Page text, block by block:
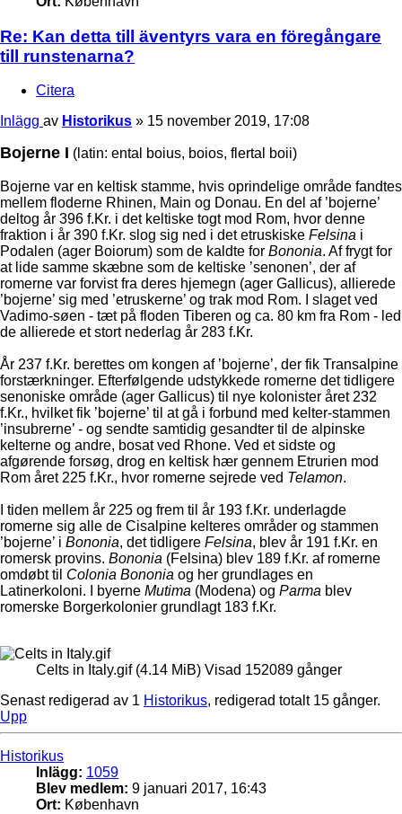
Re: Kan detta till äventyrs vara en föregångare
till runstenarna?
Citera
Inlägg av Historikus » 15 november 2019, 17:08
Bojerne I (latin: ental boius, boios, flertal boii)
Bojerne var en keltisk stamme, hvis oprindelige område fandtes
mellem floderne Rhinen, Main og Donau. En del af ’bojerne’
deltog år 396 f.Kr. i det keltiske togt mod Rom, hvor denne
fraktion i år 390 f.Kr. slog sig ned i det etruskiske Felsina i
Podalen (ager Boiorum) som de kaldte for Bononia. Af frygt for
at lide samme skæbne som de keltiske ’senonen’, der af
romerne var forvist fra deres hjemegn (ager Gallicus), allierede
’bojerne’ sig med ’etruskerne’ og trak mod Rom. I slaget ved
Vadimo-søen - tæt på floden Tiberen og ca. 80 km fra Rom - led
de allierede et stort nederlag år 283 f.Kr.
År 237 f.Kr. berettes om kongen af ’bojerne’, der fik Transalpine
forstærkninger. Efterfølgende udstykkede romerne det tidligere
senoniske område (ager Gallicus) til nye kolonister året 232
f.Kr., hvilket fik ’bojerne’ til at gå i forbund med kelter-stammen
’insubrerne’ - og sendte samtidig gesandter til de alpinske
kelterne og andre, bosat ved Rhone. Ved et sidste og
afgørende forsøg, drog en keltisk hær gennem Etrurien mod
Rom året 225 f.Kr., hvor romerne sejrede ved Telamon.
I tiden mellem år 225 og frem til år 193 f.Kr. underlagde
romerne sig alle de Cisalpine kelteres områder og stammen
’bojerne’ i Bononia, det tidligere Felsina, blev år 191 f.Kr. en
romersk provins. Bononia (Felsina) blev 189 f.Kr. af romerne
omdøbt til Colonia Bononia og her grundlages en
Latinerkoloni. I byerne Mutima (Modena) og Parma blev
romerske Borgerkolonier grundlagt 183 f.Kr.
Celts in Italy.gif (4.14 MiB) Visad 152089 gånger
Senast redigerad av 1 Historikus, redigerad totalt 15 gånger.
Upp
Historikus
Inlägg: 1059
Blev medlem: 9 januari 2017, 16:43
Ort: København